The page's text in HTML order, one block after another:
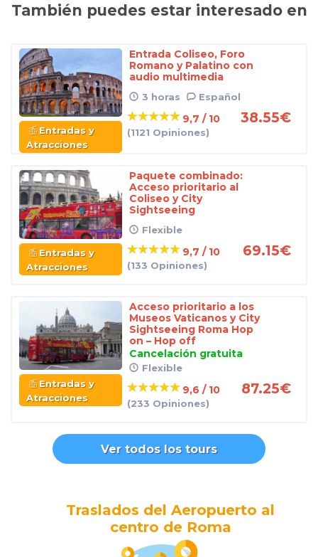
También puedes estar interesado en
Entradas y
Atracciones
Entrada Coliseo, Foro
Romano y Palatino con
audio multimedia
3 horas Español
9,7 / 10
(1121 Opiniones)
38.55€
Entradas y
Atracciones
Paquete combinado:
Acceso prioritario al
Coliseo y City
Sightseeing
Flexible
9,7 / 10
(133 Opiniones)
69.15€
Entradas y
Atracciones
Acceso prioritario a los
Museos Vaticanos y City
Sightseeing Roma Hop
on – Hop off
Cancelación gratuita
Flexible
9,6 / 10
(233 Opiniones)
87.25€
Ver todos los tours
Traslados del Aeropuerto al
centro de Roma